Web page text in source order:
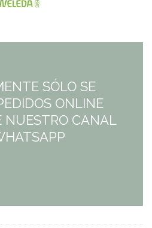
SÓLO SE
ONLINE
NUESTRO CANAL